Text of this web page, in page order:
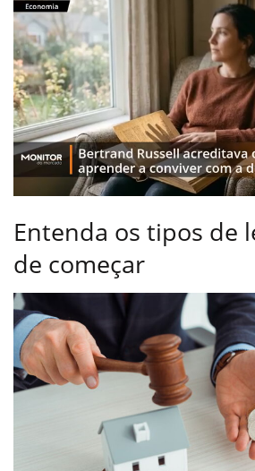
Entenda os tipos de
de começar